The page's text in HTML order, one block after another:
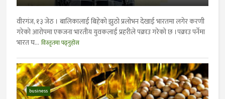
वीरगंज, १३ जेठ । बालिकालाई बिहेको झुठो प्रलोभन देखाई भारतमा लगेर करणी
गरेको आरोपमा एकजना भारतीय युवकलाई प्रहरीले पक्राउ गरेको छ ।पक्राउ पर्नेमा
भारत घ... विस्तृतमा पढ्नुहोस
business